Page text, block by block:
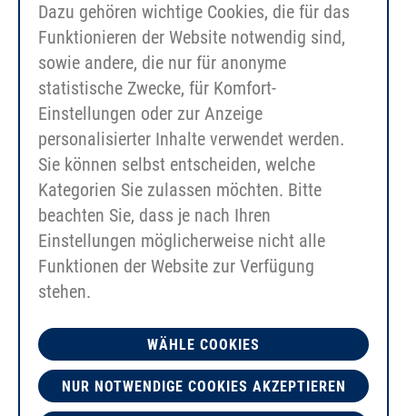
HP01 formstøbte sko til tandremme (maks.
bredde 50 mm)
Dazu gehören wichtige Cookies, die für das
Funktionieren der Website notwendig sind,
sowie andere, die nur für anonyme
statistische Zwecke, für Komfort-
Einstellungen oder zur Anzeige
personalisierter Inhalte verwendet werden.
Sie können selbst entscheiden, welche
Kategorien Sie zulassen möchten. Bitte
beachten Sie, dass je nach Ihren
Einstellungen möglicherweise nicht alle
Funktionen der Website zur Verfügung
stehen.
WÄHLE COOKIES
NUR NOTWENDIGE COOKIES AKZEPTIEREN